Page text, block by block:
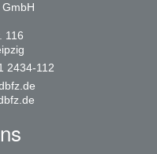
116
2434-112